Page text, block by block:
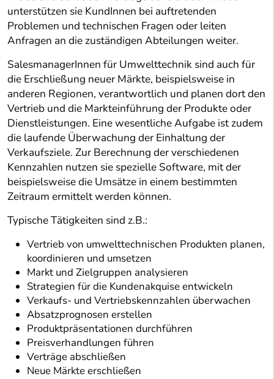
unterstützen sie KundInnen bei auftretenden
Problemen und technischen Fragen oder leiten
Anfragen an die zuständigen Abteilungen weiter.
SalesmanagerInnen für Umwelttechnik sind auch für
die Erschließung neuer Märkte, beispielsweise in
anderen Regionen, verantwortlich und planen dort den
Vertrieb und die Markteinführung der Produkte oder
Dienstleistungen. Eine wesentliche Aufgabe ist zudem
die laufende Überwachung der Einhaltung der
Verkaufsziele. Zur Berechnung der verschiedenen
Kennzahlen nutzen sie spezielle Software, mit der
beispielsweise die Umsätze in einem bestimmten
Zeitraum ermittelt werden können.
Typische Tätigkeiten sind z.B.:
Vertrieb von umwelttechnischen Produkten planen,
koordinieren und umsetzen
Markt und Zielgruppen analysieren
Strategien für die Kundenakquise entwickeln
Verkaufs- und Vertriebskennzahlen überwachen
Absatzprognosen erstellen
Produktpräsentationen durchführen
Preisverhandlungen führen
Verträge abschließen
Neue Märkte erschließen